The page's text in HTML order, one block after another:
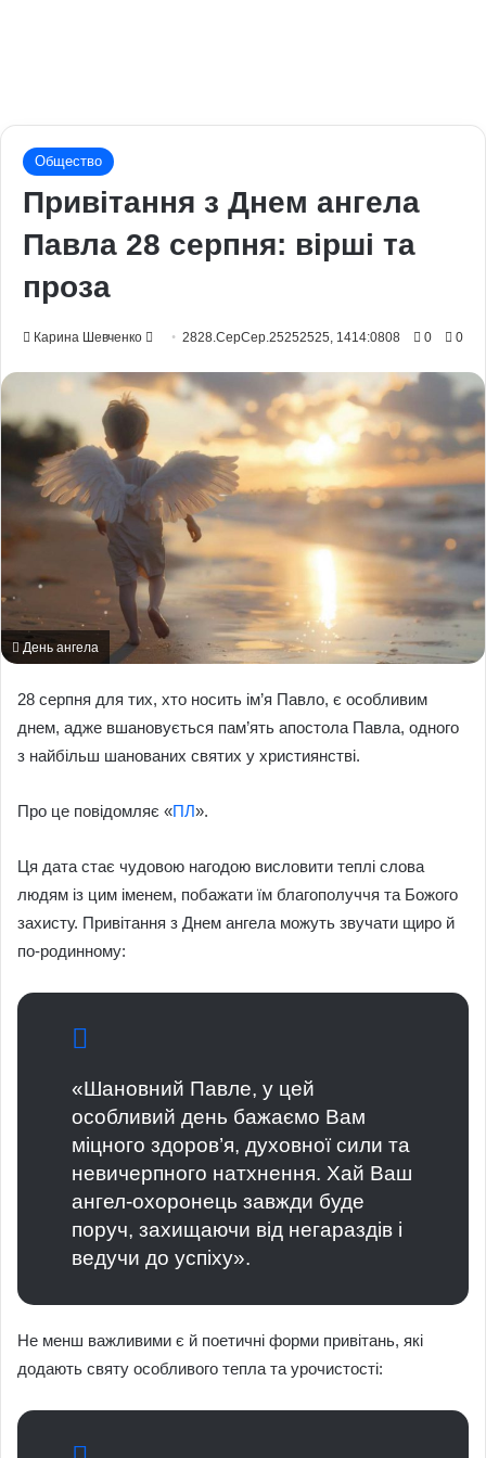
Общество
Привітання з Днем ангела
Павла 28 серпня: вірші та
проза
Карина Шевченко
Send
email
2828.СерСер.25252525, 1414:0808 0 0
День ангела
28 серпня для тих, хто носить ім’я Павло, є особливим
днем, адже вшановується пам’ять апостола Павла, одного
з найбільш шанованих святих у християнстві.
Про це повідомляє «ПЛ».
Ця дата стає чудовою нагодою висловити теплі слова
людям із цим іменем, побажати їм благополуччя та Божого
захисту. Привітання з Днем ангела можуть звучати щиро й
по-родинному:
«Шановний Павле, у цей
особливий день бажаємо Вам
міцного здоров’я, духовної сили та
невичерпного натхнення. Хай Ваш
ангел-охоронець завжди буде
поруч, захищаючи від негараздів і
ведучи до успіху».
Не менш важливими є й поетичні форми привітань, які
додають святу особливого тепла та урочистості: